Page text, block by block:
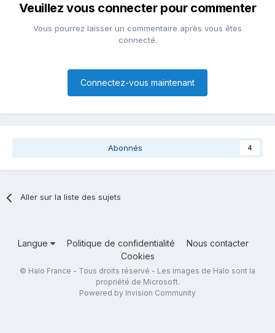
Veuillez vous connecter pour commenter
Vous pourrez laisser un commentaire après vous êtes
connecté.
Connectez-vous maintenant
Abonnés 4
Aller sur la liste des sujets
Langue Politique de confidentialité
Nous contacter
Cookies
© Halo France - Tous droits réservé - Les images de Halo sont la
propriété de Microsoft.
Powered by Invision Community